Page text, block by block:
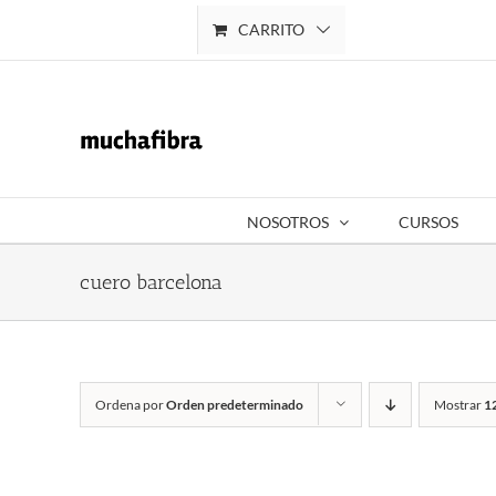
CARRITO
NOSOTROS CURSOS
cuero barcelona
Ordena porOrden predeterminado Mostrar